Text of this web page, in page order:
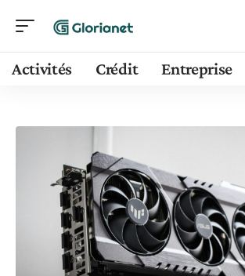
Activités Crédit Entreprise